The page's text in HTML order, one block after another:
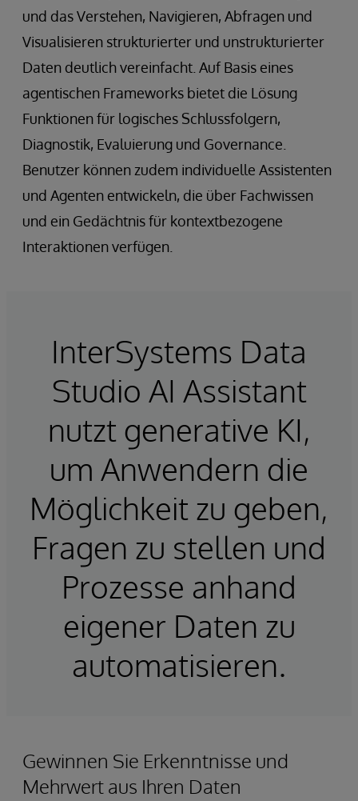
und das Verstehen, Navigieren, Abfragen und
Visualisieren strukturierter und unstrukturierter
Daten deutlich vereinfacht. Auf Basis eines
agentischen Frameworks bietet die Lösung
Funktionen für logisches Schlussfolgern,
Diagnostik, Evaluierung und Governance.
Benutzer können zudem individuelle Assistenten
und Agenten entwickeln, die über Fachwissen
und ein Gedächtnis für kontextbezogene
Interaktionen verfügen.
InterSystems Data
Studio AI Assistant
nutzt generative KI,
um Anwendern die
Möglichkeit zu geben,
Fragen zu stellen und
Prozesse anhand
eigener Daten zu
automatisieren.
Gewinnen Sie Erkenntnisse und
Mehrwert aus Ihren Daten